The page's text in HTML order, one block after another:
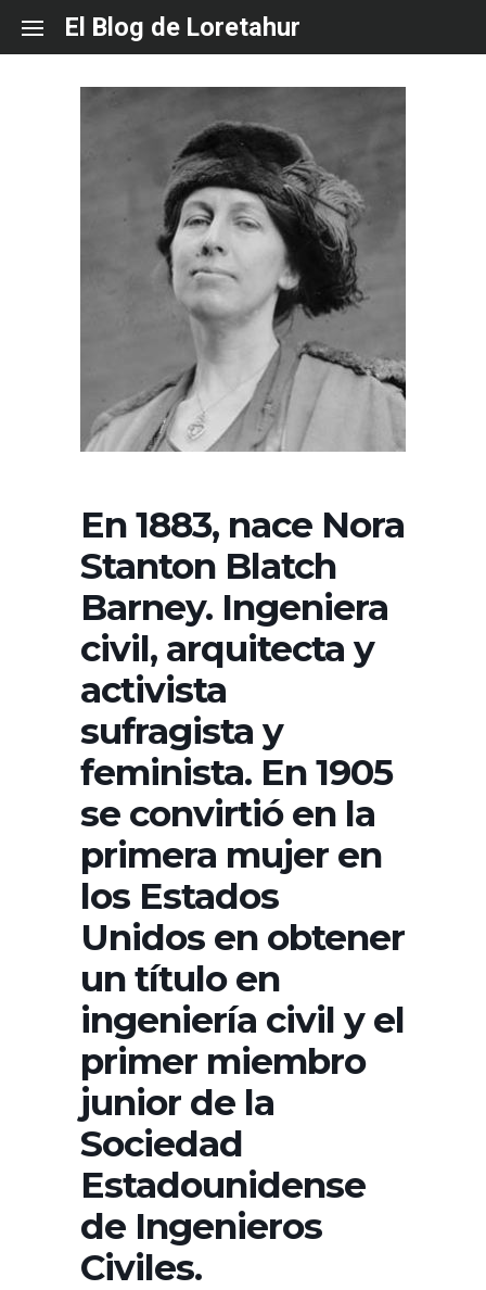
content
El Blog de Loretahur
En 1883, nace Nora
Stanton Blatch
Barney. Ingeniera
civil, arquitecta y
activista
sufragista y
feminista. En 1905
se convirtió en la
primera mujer en
los Estados
Unidos en obtener
un título en
ingeniería civil y el
primer miembro
junior de la
Sociedad
Estadounidense
de Ingenieros
Civiles.